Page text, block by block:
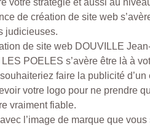
votre stratégie et aussi au
de création de site web
judicieuses.
de site web DOUVILLE
POELES s’avère être là à
faire la publicité
votre logo pour ne prendre
vraiment fiable.
l’image de marque que